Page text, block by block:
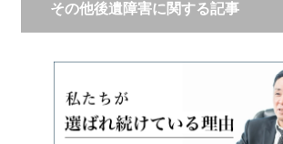
その他後遺障害に関する記事